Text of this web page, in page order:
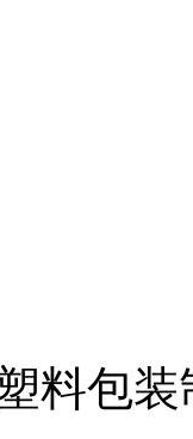
料包装